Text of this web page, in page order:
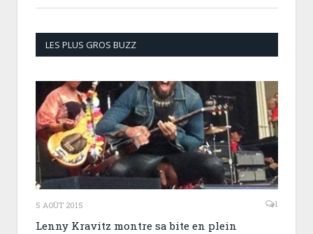
LES PLUS GROS BUZZ
5 AOÛT 2015 1
Lenny Kravitz montre sa bite en plein